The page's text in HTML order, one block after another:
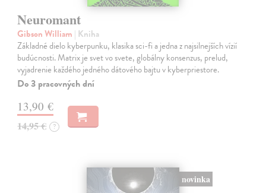
Neuromant
Gibson William | Kniha
Základné dielo kyberpunku, klasika sci-fi a jedna z najsilnejších vízií
budúcnosti. Matrix je svet vo svete, globálny konsenzus, prelud,
vyjadrenie každého jedného dátového bajtu v kyberpriestore.
Do 3 pracovných dní
13,90 €
14,95 € ?
novinka